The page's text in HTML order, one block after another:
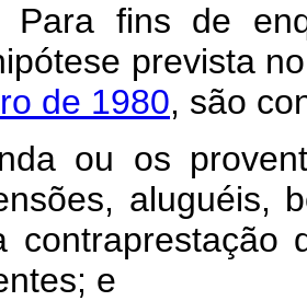
fins de
prevista
de 1980, são
ou os
aluguéis,
contraprestação
e